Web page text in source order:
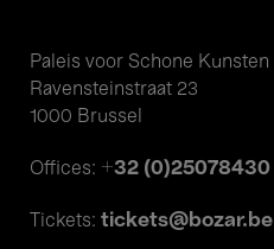
Paleis voor Schone Kunsten
Ravensteinstraat 23
1000 Brussel
Offices: +32 (0)25078430
Tickets: tickets@bozar.be